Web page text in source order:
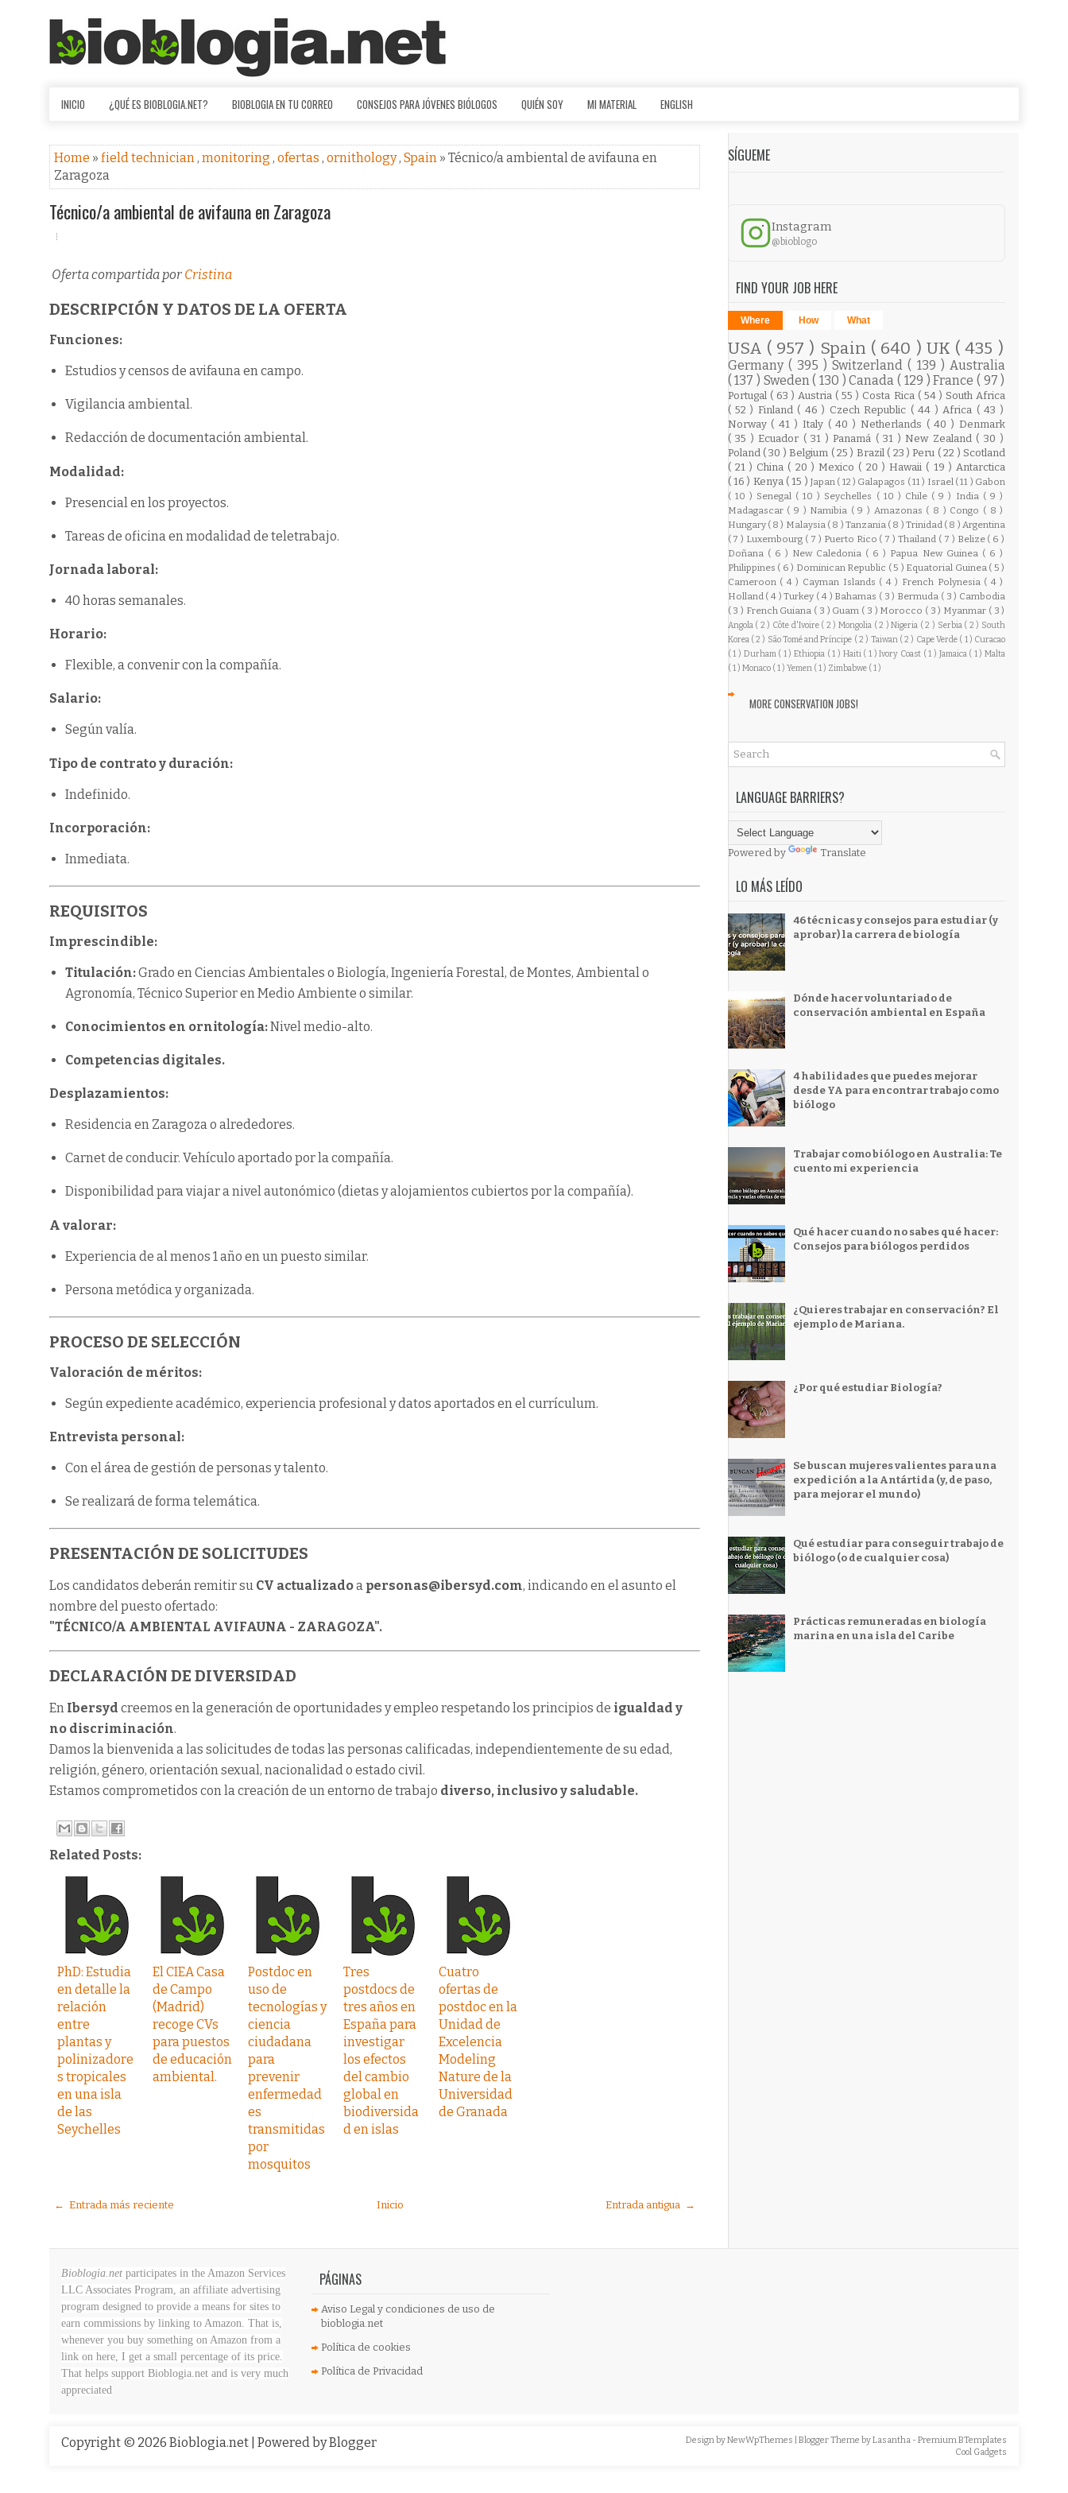
INICIO ¿QUÉ ES BIOBLOGIA.NET? BIOBLOGIA EN TU CORREO CONSEJOS PARA JÓVENES BIÓLOGOS QUIÉN SOY MI MATERIAL ENGLISH
Home » field technician, monitoring , ofertas , ornithology, Spain » Técnico/a ambiental de avifauna en
Zaragoza
Técnico/a ambiental de avifauna en Zaragoza
Oferta compartida por Cristina
DESCRIPCIÓN Y DATOS DE LA OFERTA
Funciones:
Estudios y censos de avifauna en campo.
Vigilancia ambiental.
Redacción de documentación ambiental.
Modalidad:
Presencial en los proyectos.
Tareas de oficina en modalidad de teletrabajo.
Jornada laboral:
40 horas semanales.
Horario:
Flexible, a convenir con la compañía.
Salario:
Según valía.
Tipo de contrato y duración:
Indefinido.
Incorporación:
Inmediata.
REQUISITOS
Imprescindible:
Titulación:Grado en Ciencias Ambientales o Biología, Ingeniería Forestal, de Montes, Ambiental o
Agronomía, Técnico Superior en Medio Ambiente o similar.
Conocimientos en ornitología:Nivel medio-alto.
Competencias digitales.
Desplazamientos:
Residencia en Zaragoza o alrededores.
Carnet de conducir. Vehículo aportado por la compañía.
Disponibilidad para viajar a nivel autonómico (dietas y alojamientos cubiertos por la compañía).
A valorar:
Experiencia de al menos 1 año en un puesto similar.
Persona metódica y organizada.
PROCESO DE SELECCIÓN
Valoración de méritos:
Según expediente académico, experiencia profesional y datos aportados en el currículum.
Entrevista personal:
Con el área de gestión de personas y talento.
Se realizará de forma telemática.
PRESENTACIÓN DE SOLICITUDES
Los candidatos deberán remitir su CV actualizadoa personas@ibersyd.com, indicando en el asunto el
nombre del puesto ofertado:
"TÉCNICO/A AMBIENTAL AVIFAUNA - ZARAGOZA".
DECLARACIÓN DE DIVERSIDAD
En Ibersyd creemos en la generación de oportunidades y empleo respetando los principios de igualdad y
no discriminación.
Damos la bienvenida a las solicitudes de todas las personas calificadas, independientemente de su edad,
religión, género, orientación sexual, nacionalidad o estado civil.
Estamos comprometidos con la creación de un entorno de trabajo diverso, inclusivo y saludable.
Related Posts:
PhD: Estudia
en detalle la
relación
entre
plantas y
polinizadore
s tropicales
en una isla
de las
Seychelles
El CIEA Casa
de Campo
(Madrid)
recoge CVs
para puestos
de educación
ambiental.
Postdoc en
uso de
tecnologías y
ciencia
ciudadana
para
prevenir
enfermedad
es
transmitidas
por
mosquitos
Tres
postdocs de
tres años en
España para
investigar
los efectos
del cambio
global en
biodiversida
d en islas
Cuatro
ofertas de
postdoc en la
Unidad de
Excelencia
Modeling
Nature de la
Universidad
de Granada
← Entrada más reciente Entrada antigua →
Inicio
SÍGUEME
Instagram
@bioblogo
FIND YOUR JOB HERE
Where How What
USA ( 957 ) Spain ( 640 ) UK ( 435 )
Germany ( 395 )Switzerland( 139 )Australia
( 137 ) Sweden( 130 )Canada( 129 )France ( 97 )
Portugal ( 63 ) Austria ( 55 ) Costa Rica ( 54 ) South Africa
( 52 ) Finland ( 46 ) Czech Republic ( 44 )Africa ( 43 )
Norway ( 41 ) Italy ( 40 ) Netherlands ( 40 ) Denmark
( 35 ) Ecuador ( 31 ) Panamá ( 31 ) New Zealand ( 30 )
Poland ( 30 ) Belgium ( 25 ) Brazil ( 23 ) Peru ( 22 ) Scotland
( 21 ) China ( 20 ) Mexico ( 20 ) Hawaii ( 19 )Antarctica
( 16 ) Kenya ( 15 ) Japan ( 12 ) Galapagos ( 11 ) Israel ( 11 ) Gabon
( 10 ) Senegal ( 10 ) Seychelles ( 10 ) Chile ( 9 ) India ( 9 )
Madagascar ( 9 ) Namibia ( 9 ) Amazonas ( 8 ) Congo ( 8 )
Hungary ( 8 ) Malaysia ( 8 ) Tanzania ( 8 ) Trinidad ( 8 )Argentina
( 7 ) Luxembourg ( 7 ) Puerto Rico ( 7 )Thailand ( 7 ) Belize ( 6 )
Doñana ( 6 ) New Caledonia ( 6 ) Papua New Guinea ( 6 )
Philippines ( 6 ) Dominican Republic ( 5 ) Equatorial Guinea ( 5 )
Cameroon ( 4 ) Cayman Islands ( 4 ) French Polynesia ( 4 )
Holland ( 4 )Turkey ( 4 ) Bahamas ( 3 ) Bermuda ( 3 ) Cambodia
( 3 ) French Guiana ( 3 ) Guam ( 3 ) Morocco ( 3 ) Myanmar ( 3 )
Angola ( 2 ) Côte d'Ivoire ( 2 ) Mongolia ( 2 )Nigeria ( 2 ) Serbia ( 2 ) South
Korea ( 2 ) São Tomé and Príncipe ( 2 ) Taiwan ( 2 ) Cape Verde ( 1 ) Curacao
( 1 ) Durham ( 1 )Ethiopia ( 1 ) Haiti ( 1 )Ivory Coast ( 1 ) Jamaica ( 1 )Malta
( 1 ) Monaco ( 1 ) Yemen ( 1 ) Zimbabwe ( 1 )
MORE CONSERVATION JOBS!
LANGUAGE BARRIERS?
Powered by Translate
LO MÁS LEÍDO
46 técnicas y consejos para estudiar (y
aprobar) la carrera de biología
Dónde hacer voluntariado de
conservación ambiental en España
4 habilidades que puedes mejorar
desde YA para encontrar trabajo como
biólogo
Trabajar como biólogo en Australia: Te
cuento mi experiencia
Qué hacer cuando no sabes qué hacer:
Consejos para biólogos perdidos
¿Quieres trabajar en conservación? El
ejemplo de Mariana.
¿Por qué estudiar Biología?
Se buscan mujeres valientes para una
expedición a la Antártida (y, de paso,
para mejorar el mundo)
Qué estudiar para conseguir trabajo de
biólogo (o de cualquier cosa)
Prácticas remuneradas en biología
marina en una isla del Caribe
Bioblogia.net participates in the Amazon Services
LLC Associates Program, an affiliate advertising
program designed to provide a means for sites to
earn commissions by linking to Amazon. That is,
whenever you buy something on Amazon from a
link on here, I get a small percentage of its price.
That helps support Bioblogia.net and is very much
appreciated
PÁGINAS
Aviso Legal y condiciones de uso de
bioblogia.net
Política de cookies
Política de Privacidad
Copyright © 2026 Bioblogia.net | Powered byBlogger Design byNewWpThemes | Blogger Theme byLasantha - Premium BTemplates
Cool Gadgets